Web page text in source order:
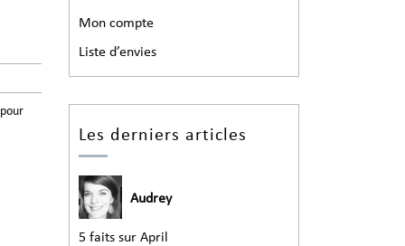
Mon compte
Liste d’envies
Les derniers articles
Audrey
5 faits sur April